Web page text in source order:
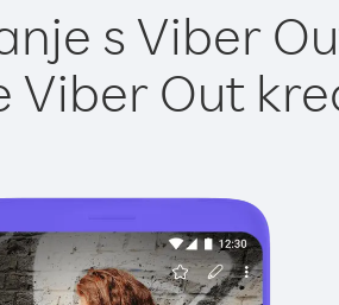
s Viber
Viber Out